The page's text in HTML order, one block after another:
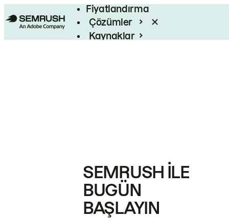
Fiyatlandırma
Çözümler
Kaynaklar
SEMRUSH ILE
BUGÜN
BAŞLAYIN